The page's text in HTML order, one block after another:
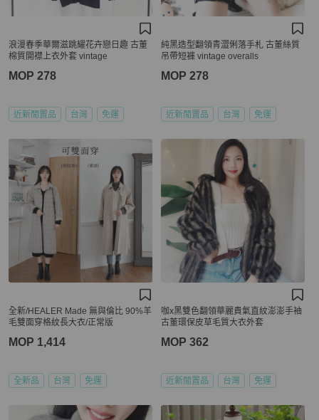
浪漫春季華爾滋跳耀花卉戀日趣 古董
棉質開襟上衣外套 vintage
MOP 278
近新閒置品 台灣 免運
純黑造型翻領青澀俐落手札 古董絲質
吊帶短褲 vintage overalls
MOP 278
近新閒置品 台灣 免運
全新/HEALER Made 無與倫比 90%羊
毛雙面穿格紋長大衣/正常版
MOP 1,414
全新品 台灣 免運
咖x黑雙色翻領華麗貴氣直紋澎澎手袖
古董環保皮草毛質大衣外套
MOP 362
近新閒置品 台灣 免運